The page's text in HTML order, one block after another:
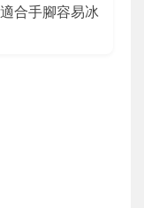
合手腳容易冰